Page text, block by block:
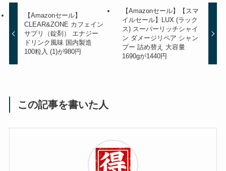
【Amazonセール】
CLEAR&ZONE カフェイン
サプリ（錠剤） エナジー
ドリンク風味 国内製造
100粒入 (1)が980円
【Amazonセール】【スマ
イルセール】LUX (ラック
ス) スーパーリッチシャイ
ン ダメージリペア シャン
プー 詰め替え 大容量
1690gが1440円
この記事を書いた人